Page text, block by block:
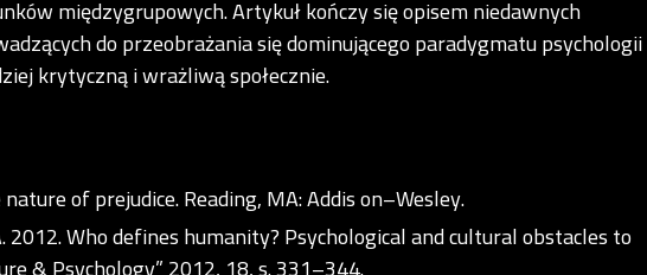
międzygrupowych. Artykuł kończy się opisem niedawnych
do przeobrażania się dominującego paradygmatu psychologii
krytyczną i wrażliwą społecznie.
of prejudice. Reading, MA: Addis on–Wesley.
2012. Who defines humanity? Psychological and cultural obstacles to